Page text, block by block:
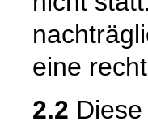
eine
2.2